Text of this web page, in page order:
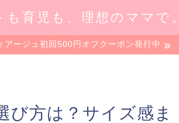
も育児も、理想のママで。
アージュ初回500円オフクーポン発行中
び方は？サイズ感ま